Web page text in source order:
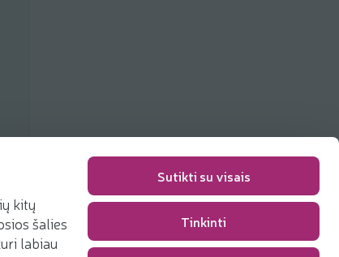
kitų
šalies
labiau
Sutikti su visais
Tinkinti
Pakavimo mokestis 0,00 €